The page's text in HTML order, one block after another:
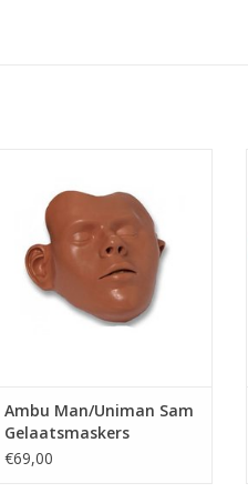
TOEVOEGEN AAN WINKELWAGEN
Ambu Man/Uniman Sam
Gelaatsmaskers
€69,00